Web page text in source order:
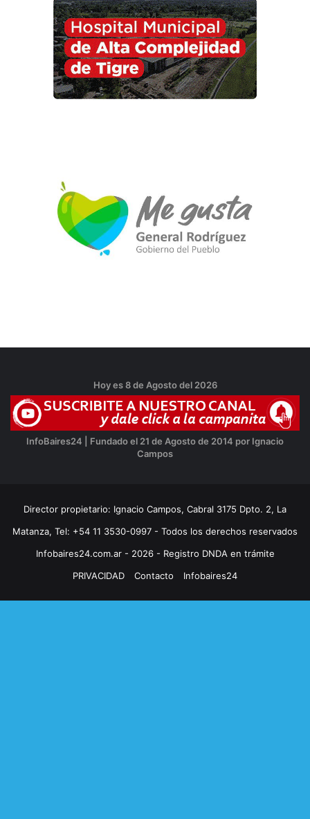
Hoy es 8 de Agosto del 2026
InfoBaires24 | Fundado el 21 de Agosto de 2014 por Ignacio
Campos
Director propietario: Ignacio Campos, Cabral 3175 Dpto. 2, La
Matanza, Tel: +54 11 3530-0997 - Todos los derechos reservados
Infobaires24.com.ar - 2026 - Registro DNDA en trámite
PRIVACIDAD
Contacto Infobaires24